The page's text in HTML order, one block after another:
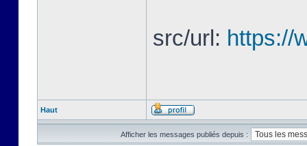
src/url: https://
Haut
Afficher les messages publiés depuis :